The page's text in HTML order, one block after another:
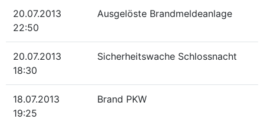
20.07.2013
22:50
Ausgelöste Brandmeldeanlage
20.07.2013
18:30
Sicherheitswache Schlossnacht
18.07.2013
19:25
Brand PKW